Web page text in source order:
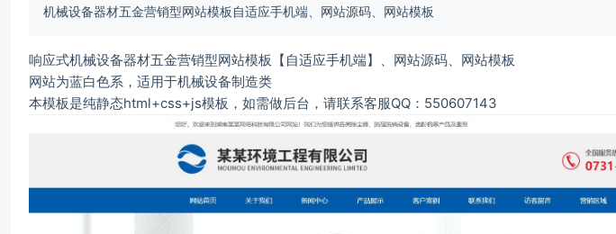
机械设备器材五金营销型网站模板自适应手机端、网站源码、网站模板
响应式机械设备器材五金营销型网站模板【自适应手机端】、网站源码、网站模板
网站为蓝白色系，适用于机械设备制造类
本模板是纯静态html+css+js模板，如需做后台，请联系客服QQ：550607143